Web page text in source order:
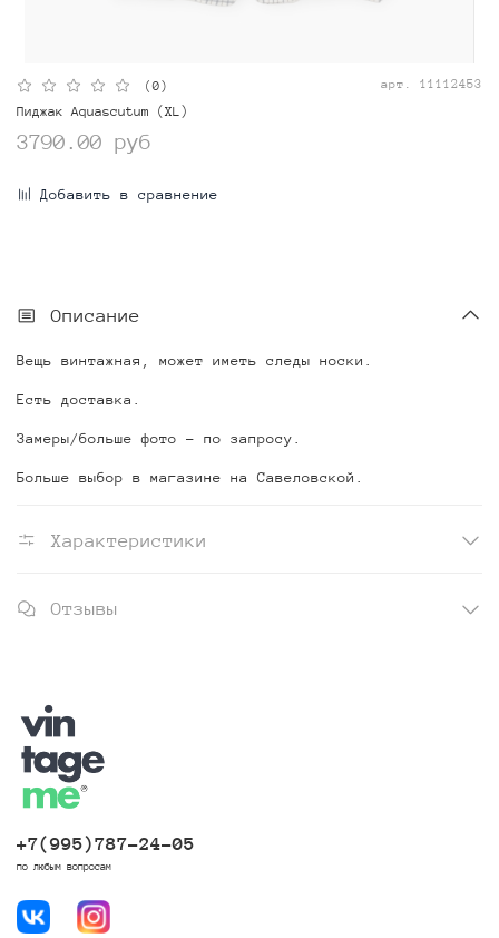
(0) арт. 11112453
Пиджак Aquascutum (XL)
3790.00 руб
Добавить в сравнение
Описание
Вещь винтажная, может иметь следы носки.
Есть доставка.
Замеры/больше фото - по запросу.
Больше выбор в магазине на Савеловской.
Характеристики
Отзывы
+7(995)787-24-05
по любым вопросам